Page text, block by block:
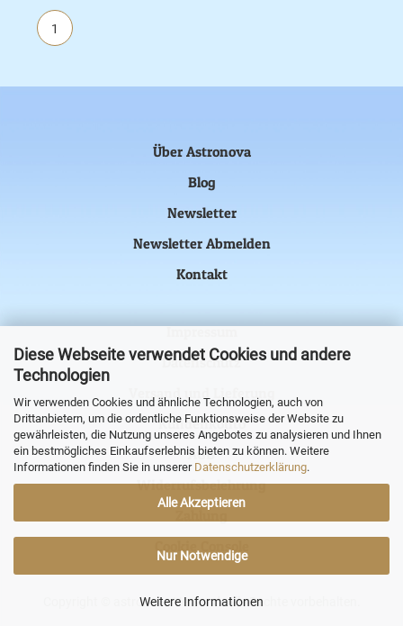
Diese Webseite verwendet Cookies und andere
Technologien
Wir verwenden Cookies und ähnliche Technologien, auch von
Drittanbietern, um die ordentliche Funktionsweise der Website zu
gewährleisten, die Nutzung unseres Angebotes zu analysieren und Ihnen
ein bestmögliches Einkaufserlebnis bieten zu können. Weitere
Informationen finden Sie in unserer Datenschutzerklärung.
Alle Akzeptieren
Nur Notwendige
Weitere Informationen
1
Über Astronova
Blog
Newsletter
Newsletter Abmelden
Kontakt
Impressum
Datenschutz
Kundenkonto
AGB
Widerrufsbelehrung
Zahlung
Cookie Console
Copyright © astronova Versand. Alle Rechte vorbehalten.